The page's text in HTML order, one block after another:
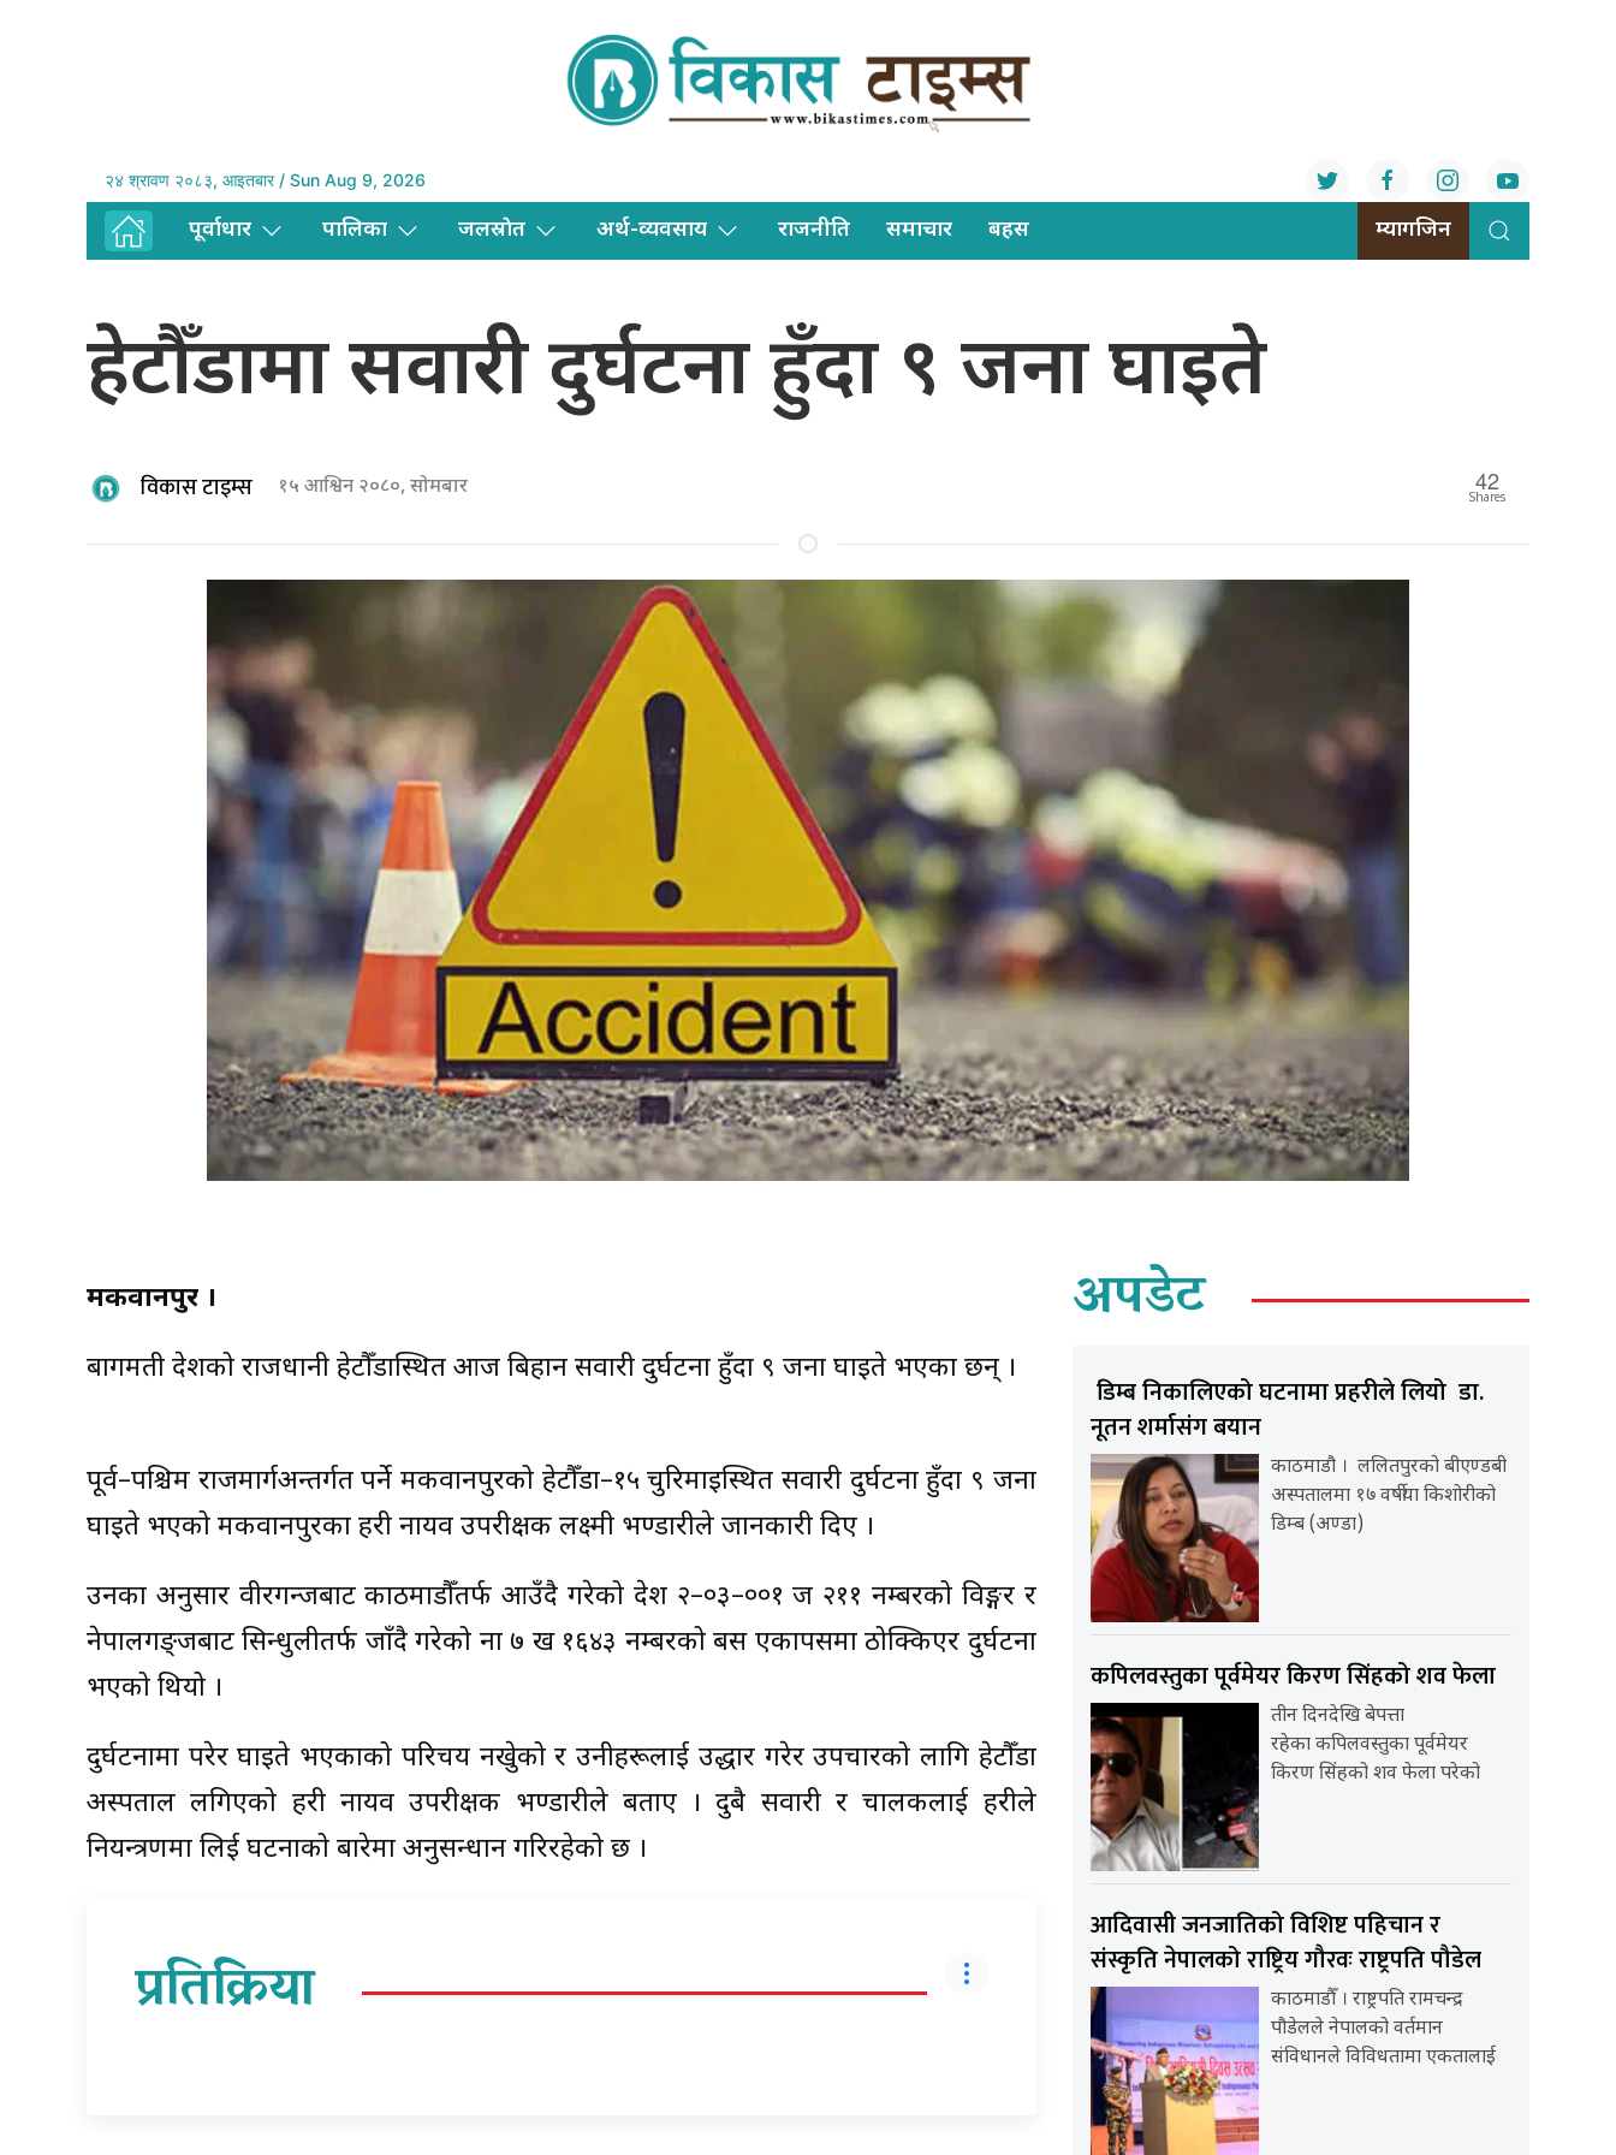
२४ श्रावण २०८३, आइतबार / Sun Aug 9, 2026
पूर्वाधार पालिका जलस्राेत अर्थ-व्यवसाय राजनीति समाचार बहस म्यागजिन
हेटौँडामा सवारी दुर्घटना हुँदा ९ जना घाइते
विकास टाइम्स १५ आश्विन २०८०, सोमबार 42
Shares
मकवानपुर ।
बागमती प्रदेशको राजधानी हेटौँडास्थित आज बिहान सवारी दुर्घटना हुँदा ९ जना घाइते भएका छन् ।
पूर्व–पश्चिम राजमार्गअन्तर्गत पर्ने मकवानपुरको हेटौँडा–१५ चुरिमाइस्थित सवारी दुर्घटना हुँदा ९ जना
घाइते भएको मकवानपुरका प्रहरी नायव उपरीक्षक लक्ष्मी भण्डारीले जानकारी दिए ।
उनका अनुसार वीरगन्जबाट काठमाडौँतर्फ आउँदै गरेको प्रदेश २–०३–००१ ज २११ नम्बरको विङ्गर र
नेपालगङ्जबाट सिन्धुलीतर्फ जाँदै गरेको ना ७ ख १६४३ नम्बरको बस एकापसमा ठोक्किएर दुर्घटना
भएको थियो ।
दुर्घटनामा परेर घाइते भएकाको परिचय नखुेको र उनीहरूलाई उद्धार गरेर उपचारको लागि हेटौँडा
अस्पताल लगिएको प्रहरी नायव उपरीक्षक भण्डारीले बताए । दुबै सवारी र चालकलाई प्रहरीले
नियन्त्रणमा लिई घटनाको बारेमा अनुसन्धान गरिरहेको छ ।
प्रतिक्रिया
अपडेट
डिम्ब निकालिएको घटनामा प्रहरीले लियो डा.
नूतन शर्मासंग बयान
काठमाडौ । ललितपुरको बीएण्डबी
अस्पतालमा १७ वर्षीया किशोरीको
डिम्ब (अण्डा)
कपिलवस्तुका पूर्वमेयर किरण सिंहको शव फेला
तीन दिनदेखि बेपत्ता
रहेका कपिलवस्तुका पूर्वमेयर
किरण सिंहको शव फेला परेको
आदिवासी जनजातिको विशिष्ट पहिचान र
संस्कृति नेपालको राष्ट्रिय गौरवः राष्ट्रपति पौडेल
काठमाडौँ । राष्ट्रपति रामचन्द्र
पौडेलले नेपालको वर्तमान
संविधानले विविधतामा एकतालाई